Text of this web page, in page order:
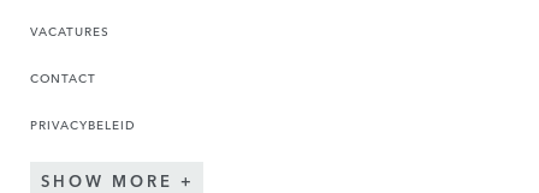
VACATURES
CONTACT
PRIVACYBELEID
SHOW MORE